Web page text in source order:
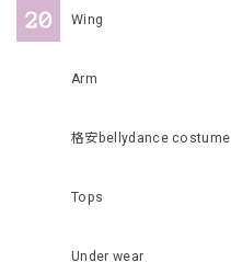
Wing
Arm
格安bellydance costume
Tops
Under wear